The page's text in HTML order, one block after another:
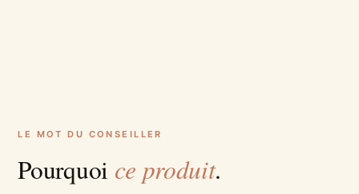
LE MOT DU CONSEILLER
Pourquoi ce produit.